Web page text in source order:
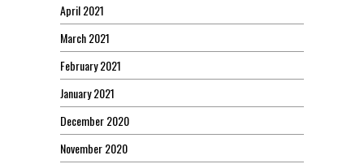
April 2021
March 2021
February 2021
January 2021
December 2020
November 2020